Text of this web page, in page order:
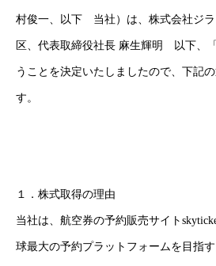
村俊一、以下 当社）は、株式会社ジ
区、代表取締役社長 麻生輝明 以下、
うことを決定いたしましたので、下記
す。
１．株式取得の理由
当社は、航空券の予約販売サイト
球最大の予約プラットフォームを目指